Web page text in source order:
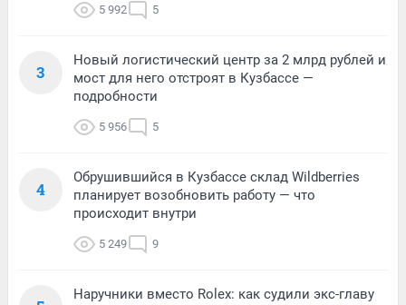
5 992 5
3
Новый логистический центр за 2 млрд рублей и
мост для него отстроят в Кузбассе —
подробности
5 956 5
4
Обрушившийся в Кузбассе склад Wildberries
планирует возобновить работу — что
происходит внутри
5 249 9
Наручники вместо Rolex: как судили экс-главу